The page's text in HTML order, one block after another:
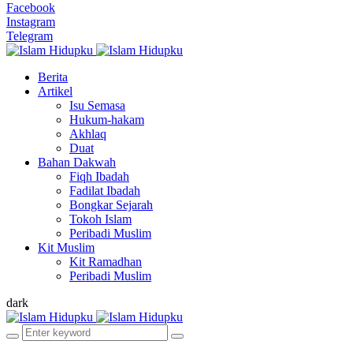
Facebook
Instagram
Telegram
Berita
Artikel
Isu Semasa
Hukum-hakam
Akhlaq
Duat
Bahan Dakwah
Fiqh Ibadah
Fadilat Ibadah
Bongkar Sejarah
Tokoh Islam
Peribadi Muslim
Kit Muslim
Kit Ramadhan
Peribadi Muslim
dark